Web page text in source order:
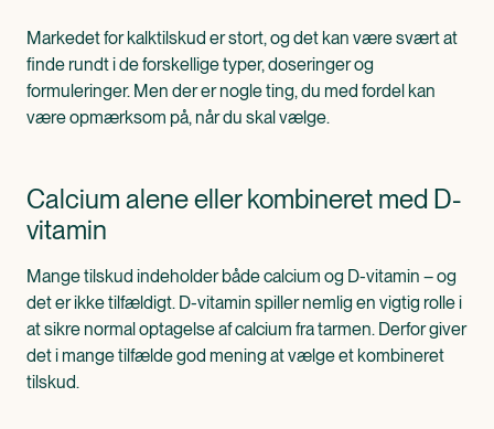
Markedet for kalktilskud er stort, og det kan være svært at
finde rundt i de forskellige typer, doseringer og
formuleringer. Men der er nogle ting, du med fordel kan
være opmærksom på, når du skal vælge.
Calcium alene eller kombineret med D-
vitamin
Mange tilskud indeholder både calcium og D-vitamin – og
det er ikke tilfældigt. D-vitamin spiller nemlig en vigtig rolle i
at sikre normal optagelse af calcium fra tarmen. Derfor giver
det i mange tilfælde god mening at vælge et kombineret
tilskud.